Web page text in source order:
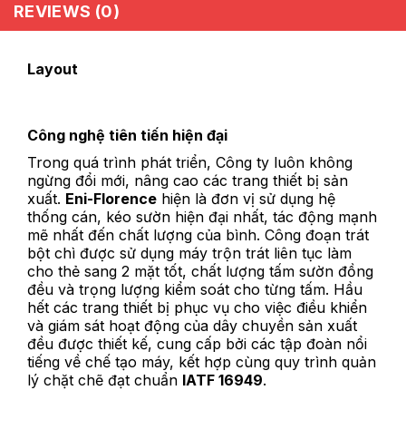
REVIEWS (0)
Layout
Công nghệ tiên tiến hiện đại
Trong quá trình phát triển, Công ty luôn không
ngừng đổi mới, nâng cao các trang thiết bị sản
xuất. Eni-Florence hiện là đơn vị sử dụng hệ
thống cán, kéo sườn hiện đại nhất, tác động mạnh
mẽ nhất đến chất lượng của bình. Công đoạn trát
bột chì được sử dụng máy trộn trát liên tục làm
cho thẻ sang 2 mặt tốt, chất lượng tấm sườn đồng
đều và trọng lượng kiểm soát cho từng tấm. Hầu
hết các trang thiết bị phục vụ cho việc điều khiển
và giám sát hoạt động của dây chuyền sản xuất
đều được thiết kế, cung cấp bởi các tập đoàn nổi
tiếng về chế tạo máy, kết hợp cùng quy trình quản
lý chặt chẽ đạt chuẩn IATF 16949.